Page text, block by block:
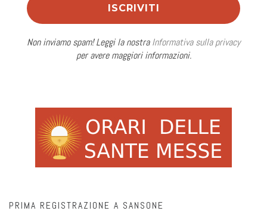
Non inviamo spam! Leggi la nostraInformativa sulla privacy
per avere maggiori informazioni.
PRIMA REGISTRAZIONE A SANSONE